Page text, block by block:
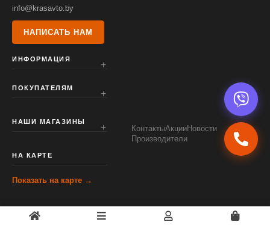
info@krasavto.by
НАПИСАТЬ НАМ
ИНФОРМАЦИЯ
ПОКУПАТЕЛЯМ
НАШИ МАГАЗИНЫ
НА КАРТЕ
Показать на карте →
КонтактыАкцииНовости
Производители